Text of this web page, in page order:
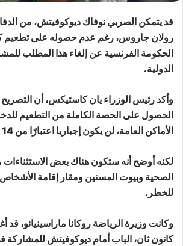
قد يتمكن الصربي نوفاك ديوكوفيتش، من
رولان جاروس، رغم عدم حصوله على تطعيم
الحكومة الفرنسية عن إلغاء هذا المطلب
الدولية.
وأكد رئيس الوزراء يان كاستيكس، أن
الحصول على الحصة الكاملة من التطعيم
الأماكن العامة، لن يكون إجباريا اعتبارًا من 14 مارس/آذار الجاري.
لكنه أوضح أنه ستكون هناك بعض
الصحية وبيوت المسنين ومقار إقامة
للخطر.
كانون ثان، الباب أمام ديوكوفيتش